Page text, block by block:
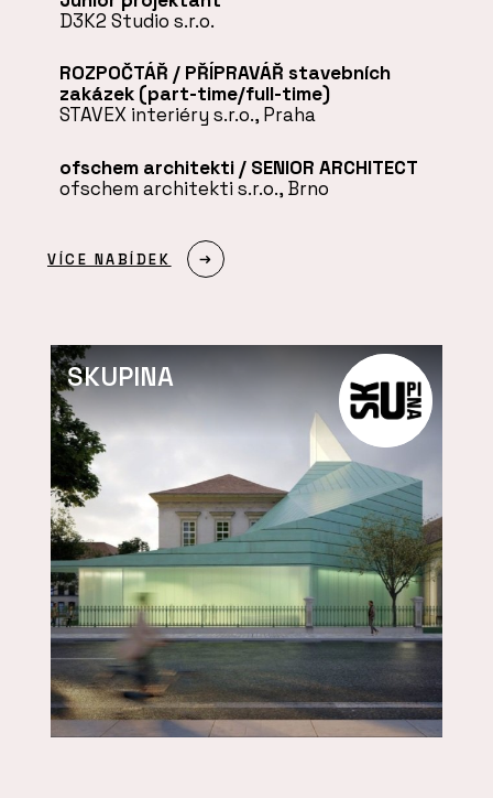
D3K2 Studio s.r.o.
ROZPOČTÁŘ / PŘÍPRAVÁŘ stavebních
zakázek (part-time/full-time)
STAVEX interiéry s.r.o., Praha
ofschem architekti / SENIOR ARCHITECT
ofschem architekti s.r.o., Brno
VÍCE NABÍDEK
SKUPINA